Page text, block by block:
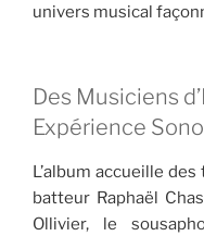
univers musical
Des Musiciens
Expérience
L’album accueille
batteur Raphaël
Ollivier, le